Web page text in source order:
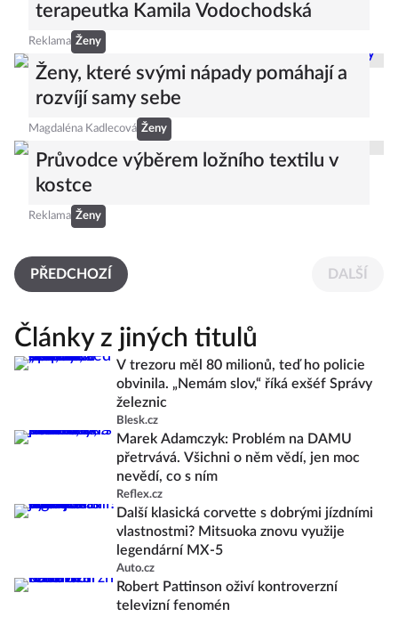
terapeutka Kamila Vodochodská
Reklama Ženy
Ženy, které svými nápady pomáhají a
rozvíjí samy sebe
Magdaléna Kadlecová Ženy
Průvodce výběrem ložního textilu v
kostce
Reklama Ženy
PŘEDCHOZÍ DALŠÍ
Články z jiných titulů
V trezoru měl 80 milionů, teď ho policie
obvinila. „Nemám slov,“ říká exšéf Správy
železnic
Blesk.cz
Marek Adamczyk: Problém na DAMU
přetrvává. Všichni o něm vědí, jen moc
nevědí, co s ním
Reflex.cz
Další klasická corvette s dobrými jízdními
vlastnostmi? Mitsuoka znovu využije
legendární MX-5
Auto.cz
Robert Pattinson oživí kontroverzní
televizní fenomén